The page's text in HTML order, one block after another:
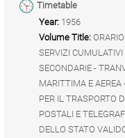
Timetable
Year: 1956
Volume Title:
SERVIZI
SECONDARIE -
MARITTIMA E AEREA
PER IL TRASPORTO
POSTALI E
DELLO STATO